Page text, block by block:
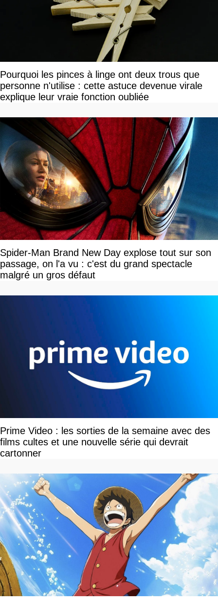
Pourquoi les pinces à linge ont deux trous que
personne n'utilise : cette astuce devenue virale
explique leur vraie fonction oubliée
Spider-Man Brand New Day explose tout sur son
passage, on l'a vu : c'est du grand spectacle
malgré un gros défaut
Prime Video : les sorties de la semaine avec des
films cultes et une nouvelle série qui devrait
cartonner